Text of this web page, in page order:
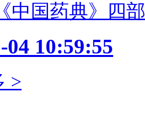
中国药典》四
04 10:59:55
>